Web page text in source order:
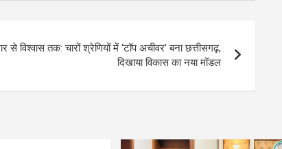
से विश्वास तक: चारों श्रेणियों में ‘टॉप अचीवर’ बना छत्तीसगढ़,
दिखाया विकास का नया मॉडल